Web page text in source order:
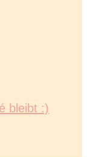
bleibt :)